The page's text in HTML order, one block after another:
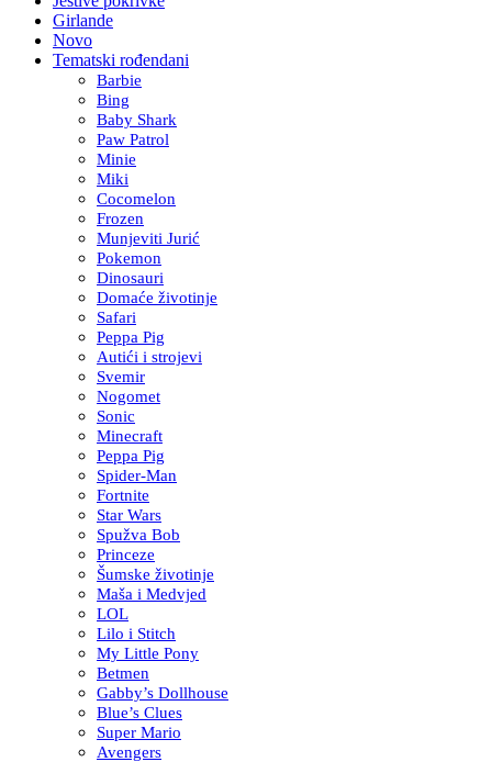
Girlande
Novo
Tematski rođendani
Barbie
Bing
Baby Shark
Paw Patrol
Minie
Miki
Cocomelon
Frozen
Munjeviti Jurić
Pokemon
Dinosauri
Domaće životinje
Safari
Peppa Pig
Autići i strojevi
Svemir
Nogomet
Sonic
Minecraft
Peppa Pig
Spider-Man
Fortnite
Star Wars
Spužva Bob
Princeze
Šumske životinje
Maša i Medvjed
LOL
Lilo i Stitch
My Little Pony
Betmen
Gabby’s Dollhouse
Blue’s Clues
Super Mario
Avengers